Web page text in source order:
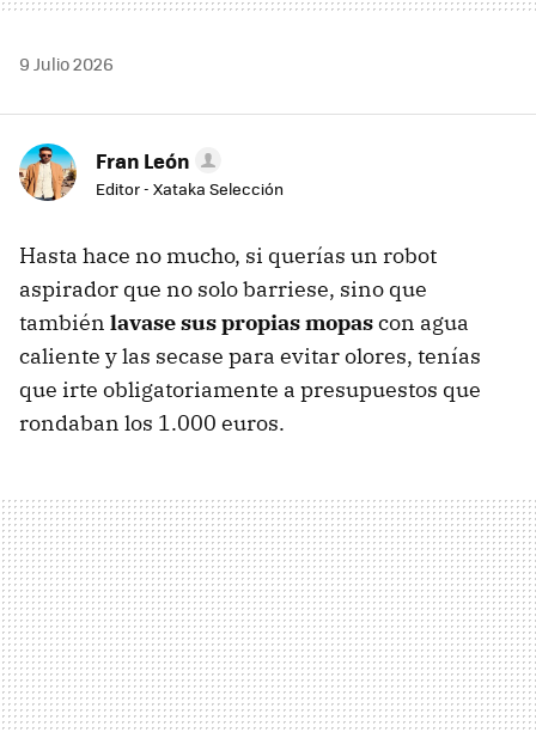
9 Julio 2026
Fran León
Editor - Xataka Selección
Hasta hace no mucho, si querías un robot
aspirador que no solo barriese, sino que
también lavase sus propias mopascon agua
caliente y las secase para evitar olores, tenías
que irte obligatoriamente a presupuestos que
rondaban los 1.000 euros.